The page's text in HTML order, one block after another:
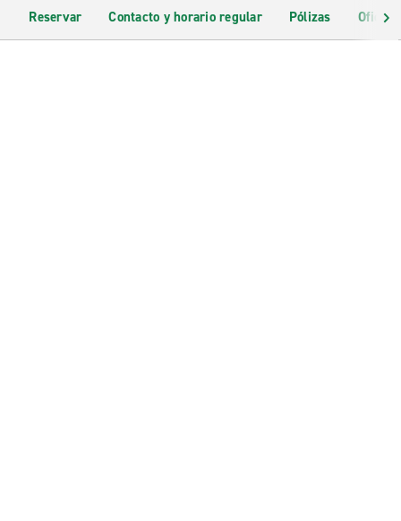
Reservar Contacto y horario regular Pólizas